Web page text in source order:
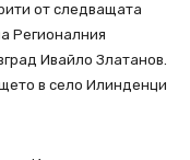
от следващата
Регионалния
Ивайло Златанов.
в село Илинденци